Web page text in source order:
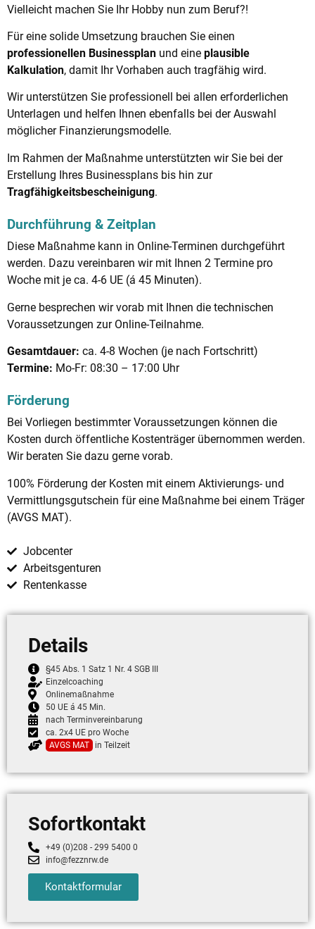
Vielleicht machen Sie Ihr Hobby nun zum Beruf?!
Für eine solide Umsetzung brauchen Sie einen
professionellen Businessplan und eine plausible
Kalkulation, damit Ihr Vorhaben auch tragfähig wird.
Wir unterstützen Sie professionell bei allen erforderlichen
Unterlagen und helfen Ihnen ebenfalls bei der Auswahl
möglicher Finanzierungsmodelle.
Im Rahmen der Maßnahme unterstützten wir Sie bei der
Erstellung Ihres Businessplans bis hin zur
Tragfähigkeitsbescheinigung.
Durchführung & Zeitplan
Diese Maßnahme kann in Online-Terminen durchgeführt
werden. Dazu vereinbaren wir mit Ihnen 2 Termine pro
Woche mit je ca. 4-6 UE (á 45 Minuten).
Gerne besprechen wir vorab mit Ihnen die technischen
Voraussetzungen zur Online-Teilnahme.
Gesamtdauer: ca. 4-8 Wochen (je nach Fortschritt)
Termine: Mo-Fr: 08:30 – 17:00 Uhr
Förderung
Bei Vorliegen bestimmter Voraussetzungen können die
Kosten durch öffentliche Kostenträger übernommen werden.
Wir beraten Sie dazu gerne vorab.
100% Förderung der Kosten mit einem Aktivierungs- und
Vermittlungsgutschein für eine Maßnahme bei einem Träger
(AVGS MAT).
Jobcenter
Arbeitsgenturen
Rentenkasse
Details
§45 Abs. 1 Satz 1 Nr. 4 SGB III
Einzelcoaching
Onlinemaßnahme
50 UE á 45 Min.
nach Terminvereinbarung
ca. 2x4 UE pro Woche
AVGS MAT
in Teilzeit
Sofortkontakt
+49 (0)208 - 299 5400 0
info@fezznrw.de
Kontaktformular